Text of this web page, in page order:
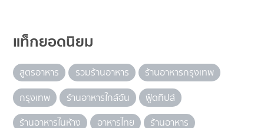
แท็กยอดนิยม
สูตรอาหาร รวมร้านอาหาร
ร้านอาหารกรุงเทพ
กรุงเทพ
ร้านอาหารใกล้ฉัน
ฟู้ดทิปส์
ร้านอาหารในห้าง
อาหารไทย
ร้านอาหาร